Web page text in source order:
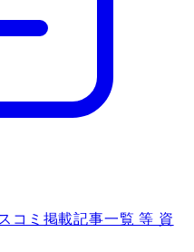
コミ掲載記事一覧 等 資